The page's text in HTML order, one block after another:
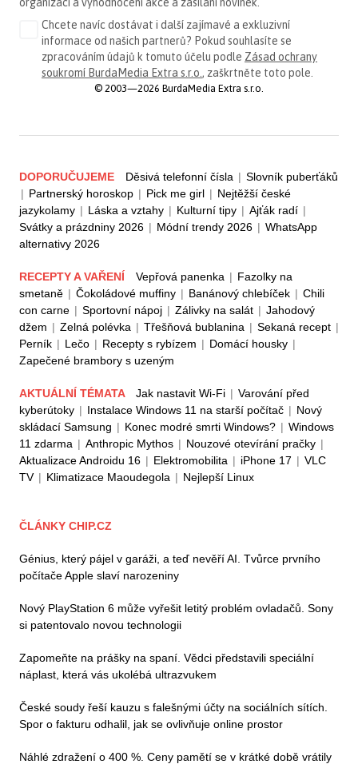
Chcete navíc dostávat i další zajímavé a exkluzivní
informace od našich partnerů? Pokud souhlasíte se
zpracováním údajů k tomuto účelu podle Zásad ochrany
soukromí BurdaMedia Extra s.r.o. , zaškrtněte toto pole.
© 2003—2026 BurdaMedia Extra s.r.o.
DOPORUČUJEME Děsivá telefonní čísla | Slovník puberťáků
| Partnerský horoskop | Pick me girl | Nejtěžší české
jazykolamy | Láska a vztahy | Kulturní tipy | Ajťák radí |
Svátky a prázdniny 2026 | Módní trendy 2026 | WhatsApp
alternativy 2026
RECEPTY A VAŘENÍ Vepřová panenka | Fazolky na
smetaně | Čokoládové muffiny | Banánový chlebíček | Chili
con carne | Sportovní nápoj | Zálivky na salát | Jahodový
džem | Zelná polévka | Třešňová bublanina | Sekaná recept |
Perník | Lečo | Recepty s rybízem | Domácí housky |
Zapečené brambory s uzeným
AKTUÁLNÍ TÉMATA Jak nastavit Wi-Fi | Varování před
kyberútoky | Instalace Windows 11 na starší počítač | Nový
skládací Samsung | Konec modré smrti Windows? | Windows
11 zdarma | Anthropic Mythos | Nouzové otevírání pračky |
Aktualizace Androidu 16 | Elektromobilita | iPhone 17 | VLC
TV | Klimatizace Maoudegola | Nejlepší Linux
ČLÁNKY CHIP.CZ
Génius, který pájel v garáži, a teď nevěří AI. Tvůrce prvního
počítače Apple slaví narozeniny
Nový PlayStation 6 může vyřešit letitý problém ovladačů. Sony
si patentovalo novou technologii
Zapomeňte na prášky na spaní. Vědci představili speciální
náplast, která vás ukolébá ultrazvukem
České soudy řeší kauzu s falešnými účty na sociálních sítích.
Spor o fakturu odhalil, jak se ovlivňuje online prostor
Náhlé zdražení o 400 %. Ceny pamětí se v krátké době vrátily